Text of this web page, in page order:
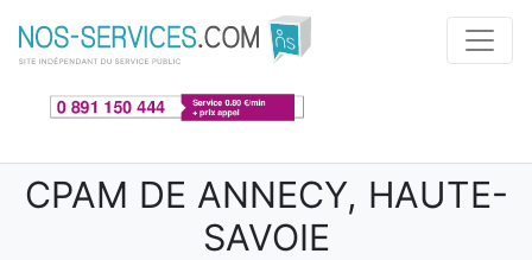
Aller au contenu principal
CPAM DE ANNECY, HAUTE-
SAVOIE